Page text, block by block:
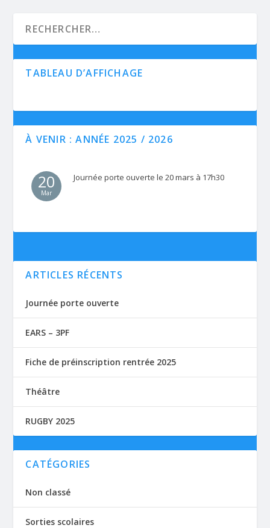
TABLEAU D’AFFICHAGE
À VENIR : ANNÉE 2025 / 2026
20
Mar
Journée porte ouverte le 20 mars à 17h30
ARTICLES RÉCENTS
Journée porte ouverte
EARS – 3PF
Fiche de préinscription rentrée 2025
Théâtre
RUGBY 2025
CATÉGORIES
Non classé
Sorties scolaires